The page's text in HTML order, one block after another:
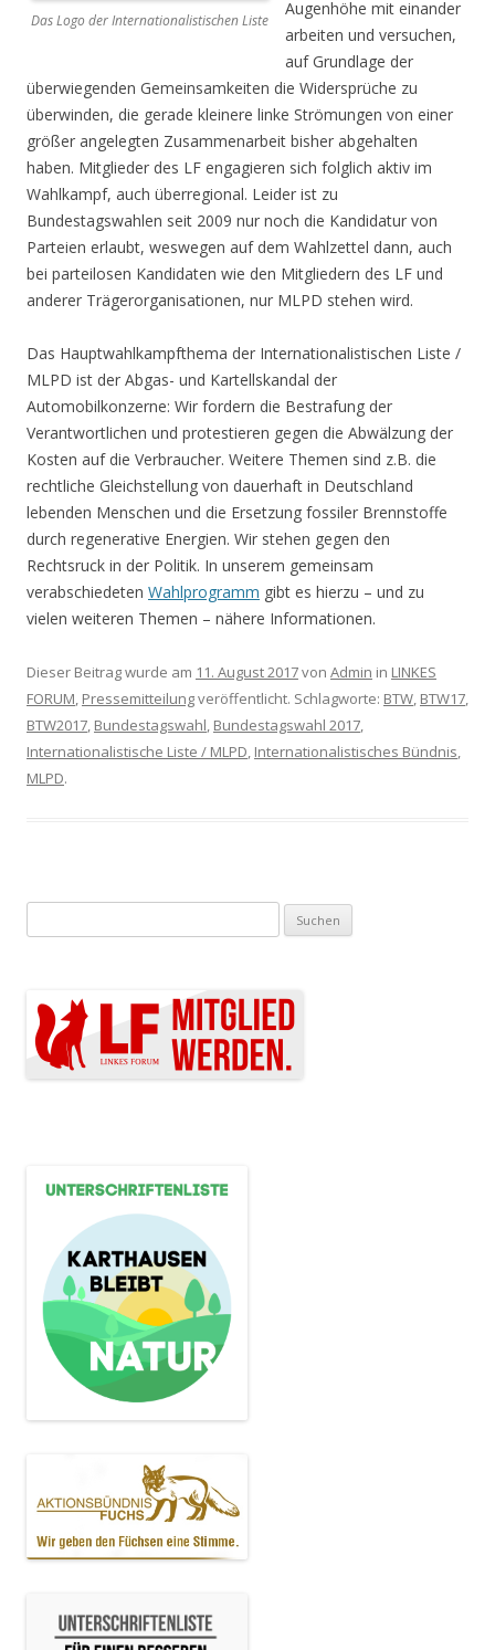
Das Logo der Internationalistischen Liste
Augenhöhe mit einander
arbeiten und versuchen,
auf Grundlage der
überwiegenden Gemeinsamkeiten die Widersprüche zu
überwinden, die gerade kleinere linke Strömungen von einer
größer angelegten Zusammenarbeit bisher abgehalten
haben. Mitglieder des LF engagieren sich folglich aktiv im
Wahlkampf, auch überregional. Leider ist zu
Bundestagswahlen seit 2009 nur noch die Kandidatur von
Parteien erlaubt, weswegen auf dem Wahlzettel dann, auch
bei parteilosen Kandidaten wie den Mitgliedern des LF und
anderer Trägerorganisationen, nur MLPD stehen wird.
Das Hauptwahlkampfthema der Internationalistischen Liste /
MLPD ist der Abgas- und Kartellskandal der
Automobilkonzerne: Wir fordern die Bestrafung der
Verantwortlichen und protestieren gegen die Abwälzung der
Kosten auf die Verbraucher. Weitere Themen sind z.B. die
rechtliche Gleichstellung von dauerhaft in Deutschland
lebenden Menschen und die Ersetzung fossiler Brennstoffe
durch regenerative Energien. Wir stehen gegen den
Rechtsruck in der Politik. In unserem gemeinsam
verabschiedeten Wahlprogramm gibt es hierzu – und zu
vielen weiteren Themen – nähere Informationen.
Dieser Beitrag wurde am 11. August 2017von Admin in LINKES
FORUM, Pressemitteilungveröffentlicht. Schlagworte: BTW, BTW17,
BTW2017, Bundestagswahl, Bundestagswahl 2017,
Internationalistische Liste / MLPD, Internationalistisches Bündnis,
MLPD.